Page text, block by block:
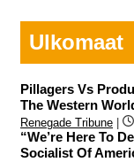
Ulkomaat
Pillagers Vs
The Western
Renegade Tribune
“We’re Here To
Socialist Of